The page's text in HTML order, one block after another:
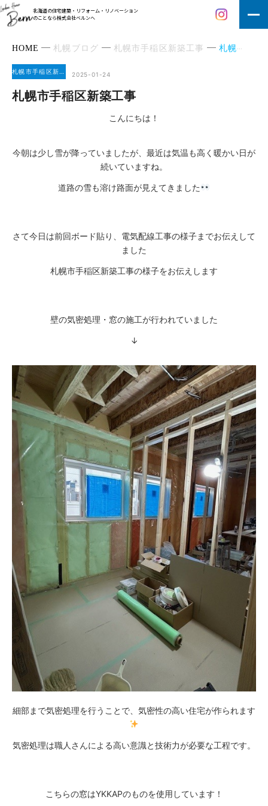
北海道の住宅建築・リフォーム・リノベーション
のことなら株式会社ベルンへ
HOME 札幌ブログ 札幌市手稲区新築工事 札幌市手稲区新築工事
札幌市手稲区新築工事 2025-01-24
札幌市手稲区新築工事
こんにちは！
今朝は少し雪が降っていましたが、最近は気温も高く暖かい日が
続いていますね。
道路の雪も溶け路面が見えてきました
さて今日は前回ボード貼り、電気配線工事の様子までお伝えして
ました
札幌市手稲区新築工事の様子をお伝えします
壁の気密処理・窓の施工が行われていました
↓
細部まで気密処理を行うことで、気密性の高い住宅が作られます
気密処理は職人さんによる高い意識と技術力が必要な工程です。
こちらの窓はYKKAPのものを使用しています！